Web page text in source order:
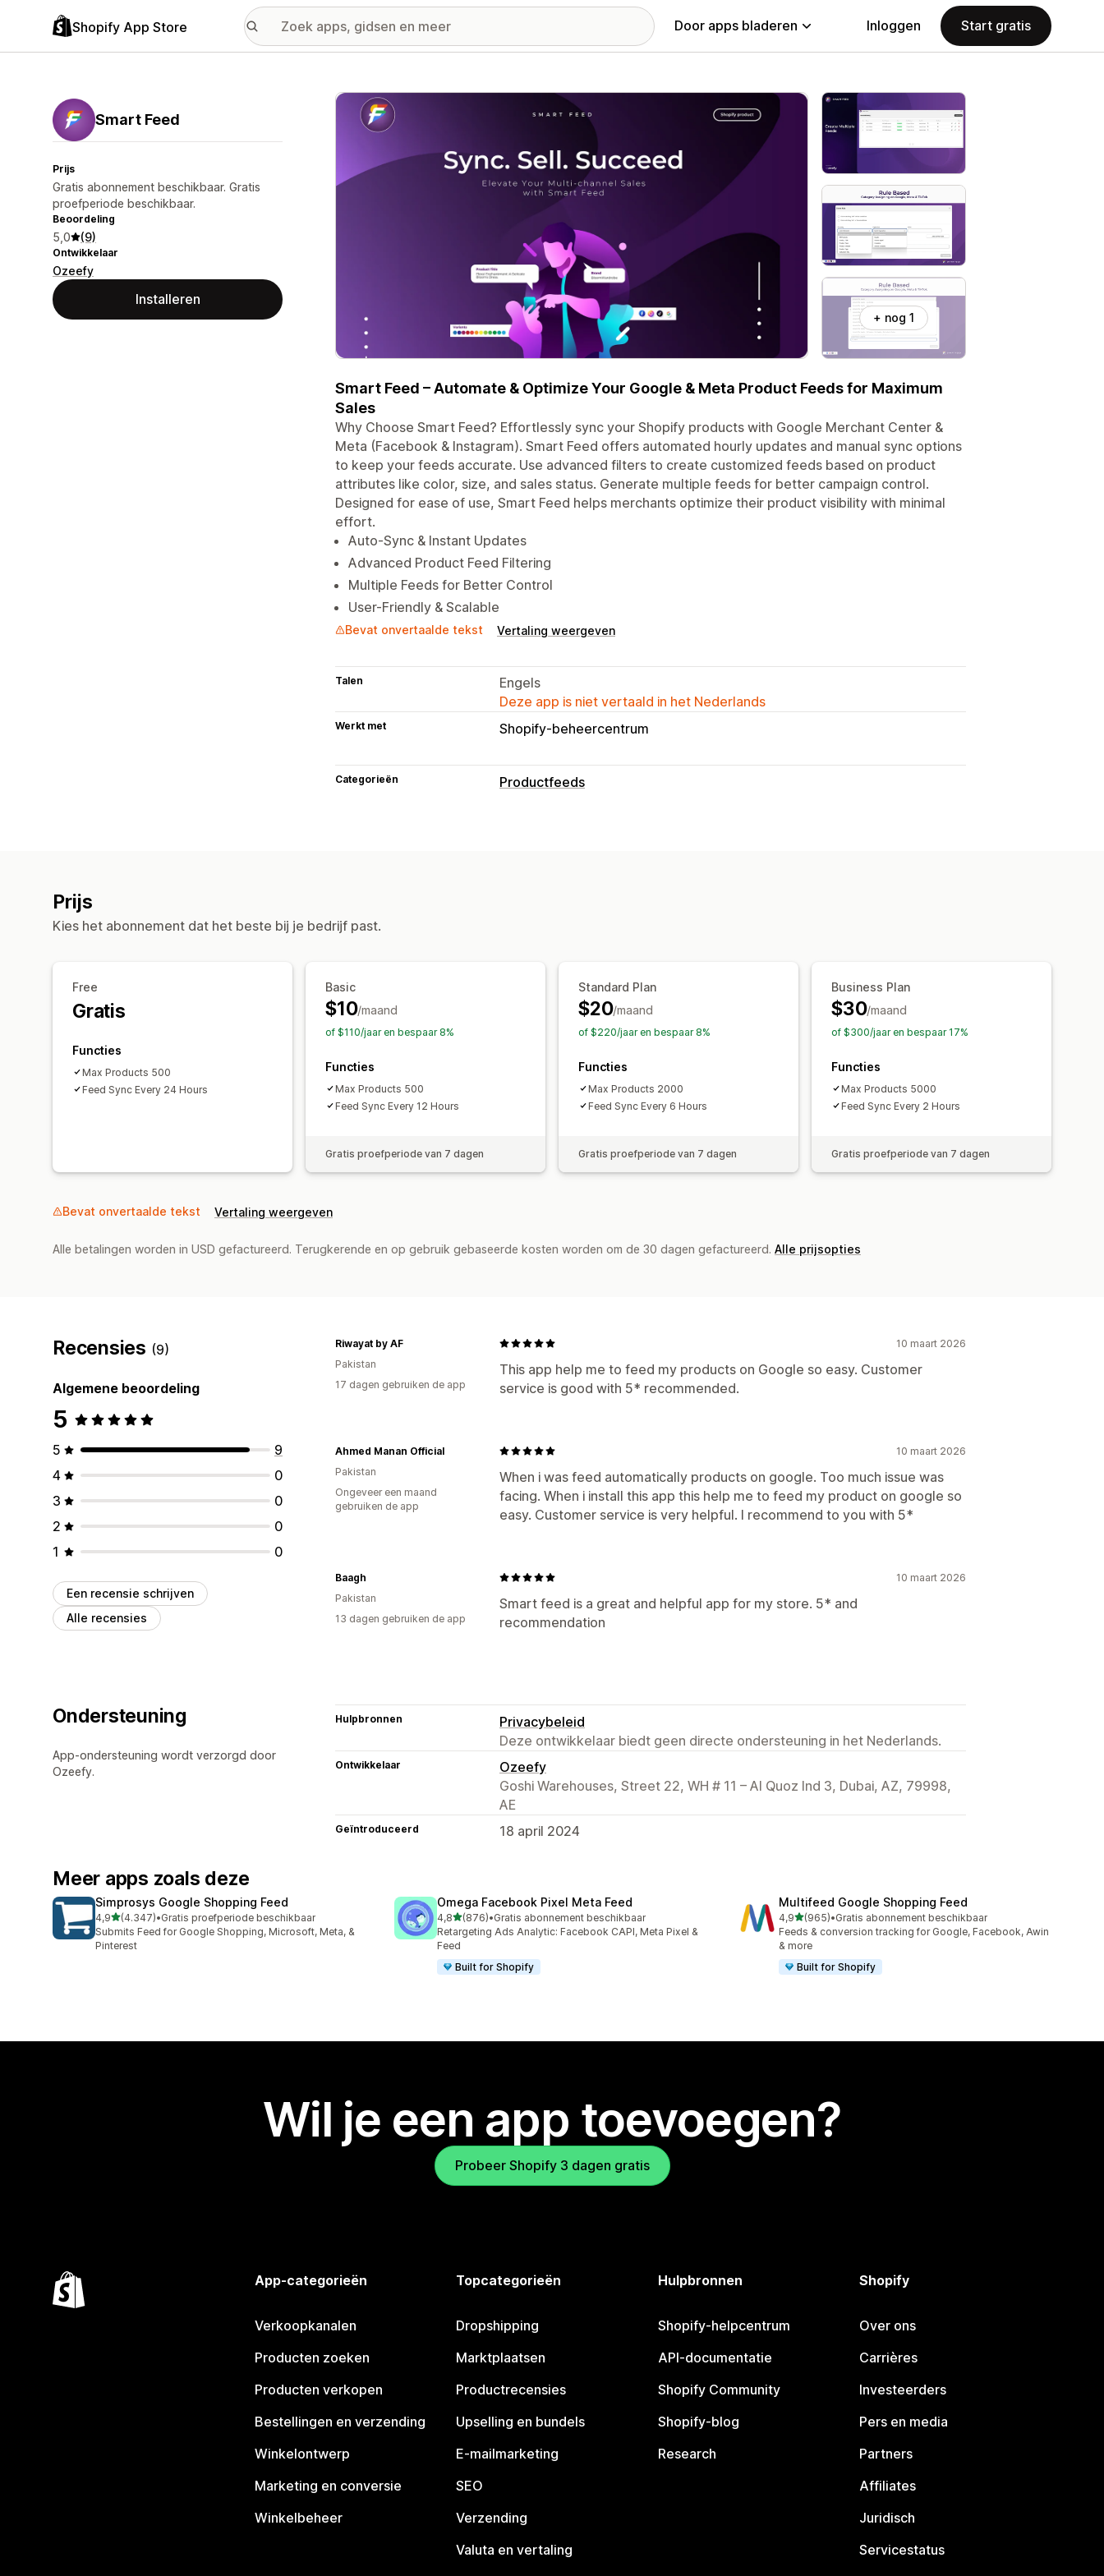
Shopify App Store Door apps bladeren Inloggen Start gratis
Smart Feed
Prijs
Gratis abonnement beschikbaar. Gratis
proefperiode beschikbaar.
Beoordeling
5,0 (9)
Ontwikkelaar
Ozeefy
Installeren
Galerij met uitgelichte afbeeldingen
+ nog 1
Smart Feed – Automate & Optimize Your Google & Meta Product Feeds for Maximum
Sales
Why Choose Smart Feed? Effortlessly sync your Shopify products with Google Merchant Center &
Meta (Facebook & Instagram). Smart Feed offers automated hourly updates and manual sync options
to keep your feeds accurate. Use advanced filters to create customized feeds based on product
attributes like color, size, and sales status. Generate multiple feeds for better campaign control.
Designed for ease of use, Smart Feed helps merchants optimize their product visibility with minimal
effort.
Auto-Sync & Instant Updates
Advanced Product Feed Filtering
Multiple Feeds for Better Control
User-Friendly & Scalable
Bevat onvertaalde tekst Vertaling weergeven
Talen
Engels
Deze app is niet vertaald in het Nederlands
Werkt met Shopify-beheercentrum
Categorieën Productfeeds
Prijs
Kies het abonnement dat het beste bij je bedrijf past.
Free
Gratis
Functies
Max Products 500
Feed Sync Every 24 Hours
Basic
$10/maand
of $110/jaar en bespaar 8%
Functies
Max Products 500
Feed Sync Every 12 Hours
Gratis proefperiode van 7 dagen
Standard Plan
$20/maand
of $220/jaar en bespaar 8%
Functies
Max Products 2000
Feed Sync Every 6 Hours
Gratis proefperiode van 7 dagen
Business Plan
$30/maand
of $300/jaar en bespaar 17%
Functies
Max Products 5000
Feed Sync Every 2 Hours
Gratis proefperiode van 7 dagen
Bevat onvertaalde tekst Vertaling weergeven
Alle betalingen worden in USD gefactureerd. Terugkerende en op gebruik gebaseerde kosten worden om de 30 dagen gefactureerd. Alle prijsopties
Recensies (9)
Algemene beoordeling
5
5
9
4
0
3
0
2
0
1
0
Een recensie schrijven
Alle recensies
10 maart 2026
This app help me to feed my products on Google so easy. Customer
service is good with 5* recommended.
Riwayat by AF
Pakistan
17 dagen gebruiken de app
10 maart 2026
When i was feed automatically products on google. Too much issue was
facing. When i install this app this help me to feed my product on google so
easy. Customer service is very helpful. I recommend to you with 5*
Ahmed Manan Official
Pakistan
Ongeveer een maand
gebruiken de app
10 maart 2026
Smart feed is a great and helpful app for my store. 5* and
recommendation
Baagh
Pakistan
13 dagen gebruiken de app
Ondersteuning
App-ondersteuning wordt verzorgd door
Ozeefy.
Hulpbronnen
Privacybeleid
Deze ontwikkelaar biedt geen directe ondersteuning in het Nederlands.
Ontwikkelaar
Ozeefy
Goshi Warehouses, Street 22, WH # 11 – Al Quoz Ind 3, Dubai, AZ, 79998,
AE
Geïntroduceerd 18 april 2024
Meer apps zoals deze
Simprosys Google Shopping Feed
4,9van 5 sterren
(4.347)
4347 recensies in totaal
•Gratis proefperiode beschikbaar
Submits Feed for Google Shopping, Microsoft, Meta, &
Pinterest
Omega Facebook Pixel Meta Feed
4,8van 5 sterren
(876)
876 recensies in totaal
•Gratis abonnement beschikbaar
Retargeting Ads Analytic: Facebook CAPI, Meta Pixel &
Feed
Built for Shopify
Multifeed Google Shopping Feed
4,9van 5 sterren
(965)
965 recensies in totaal
•Gratis abonnement beschikbaar
Feeds & conversion tracking for Google, Facebook, Awin
& more
Built for Shopify
Wil je een app toevoegen?
Probeer Shopify 3 dagen gratis
App-categorieën
Verkoopkanalen
Producten zoeken
Producten verkopen
Bestellingen en verzending
Winkelontwerp
Marketing en conversie
Winkelbeheer
Topcategorieën
Dropshipping
Marktplaatsen
Productrecensies
Upselling en bundels
E-mailmarketing
SEO
Verzending
Valuta en vertaling
Hulpbronnen
Shopify-helpcentrum
API-documentatie
Shopify Community
Shopify-blog
Research
Shopify
Over ons
Carrières
Investeerders
Pers en media
Partners
Affiliates
Juridisch
Servicestatus